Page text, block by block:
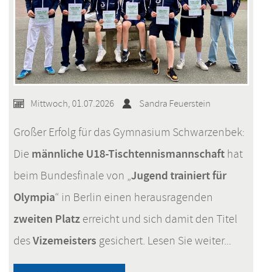
Mittwoch, 01.07.2026 Sandra Feuerstein
Großer Erfolg für das Gymnasium Schwarzenbek:
Die männliche U18-Tischtennismannschafthat
beim Bundesfinale von „Jugend trainiert für
Olympia“ in Berlin einen herausragenden
zweiten Platzerreicht und sich damit den Titel
desVizemeisters gesichert. Lesen Sie weiter...